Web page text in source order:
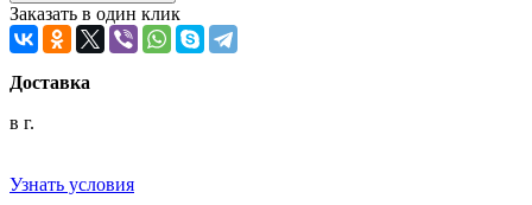
Заказать в один клик
Доставка
в г.
Узнать условия